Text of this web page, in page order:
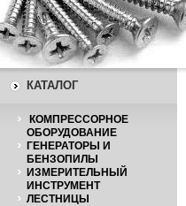
КАТАЛОГ
КОМПРЕССОРНОЕ
ОБОРУДОВАНИЕ
ГЕНЕРАТОРЫ И
БЕНЗОПИЛЫ
ИЗМЕРИТЕЛЬНЫЙ
ИНСТРУМЕНТ
ЛЕСТНИЦЫ